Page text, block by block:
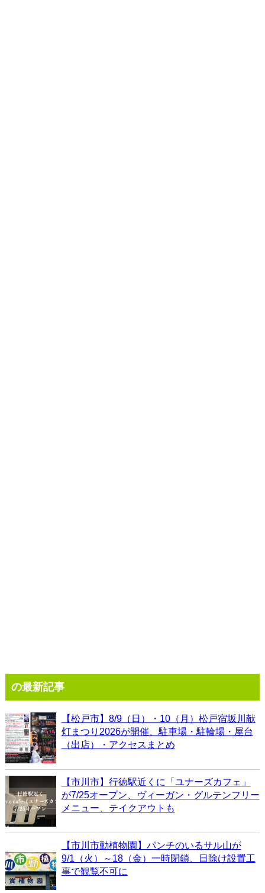
の最新記事
【松戸市】8/9（日）・10（月）松戸宿坂川献
灯まつり2026が開催、駐車場・駐輪場・屋台
（出店）・アクセスまとめ
【市川市】行徳駅近くに「ユナーズカフェ」
が7/25オープン、ヴィーガン・グルテンフリー
メニュー、テイクアウトも
【市川市動植物園】パンチのいるサル山が
9/1（火）～18（金）一時閉鎖、日除け設置工
事で観覧不可に